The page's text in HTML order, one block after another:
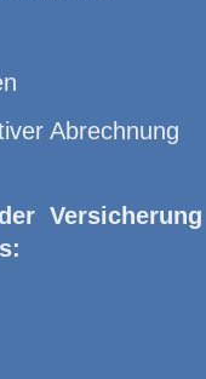
Abrechnung